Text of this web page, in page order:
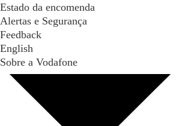
Estado da encomenda
Alertas e Segurança
Feedback
English
Sobre a Vodafone